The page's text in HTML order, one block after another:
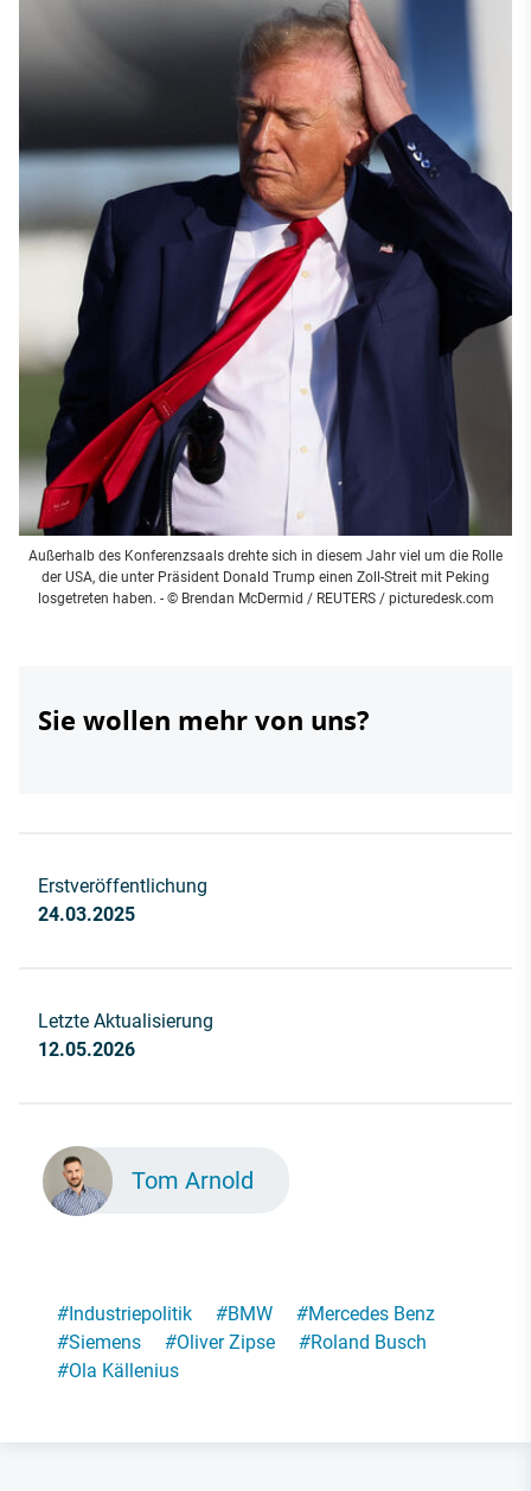
Außerhalb des Konferenzsaals drehte sich in diesem Jahr viel um die Rolle
der USA, die unter Präsident Donald Trump einen Zoll-Streit mit Peking
losgetreten haben. - © Brendan McDermid / REUTERS / picturedesk.com
Sie wollen mehr von uns?
Erstveröffentlichung
24.03.2025
Letzte Aktualisierung
12.05.2026
Tom Arnold
#Industriepolitik #BMW #Mercedes Benz
#Siemens #Oliver Zipse #Roland Busch
#Ola Källenius